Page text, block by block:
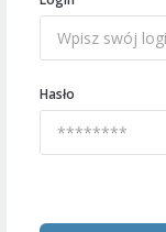
Hasło